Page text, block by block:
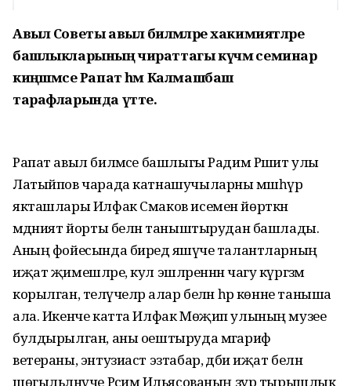
Авыл Советы авыл биләмәләре хакимиятләре
башлыкларының чираттагы күчмә семинар
киңәшмәсе Рапат һәм Калмашбаш
тарафларында үтте.
Рапат авыл биләмәсе башлыгы Радим Рәшит улы
Латыйпов чарада катнашучыларны мәшһүр
якташлары Илфак Смаков исемен йөрткән
мәдәният йорты белән таныштырудан башлады.
Аның фойесында биредә яшәүче талантларның
иҗат җимешләре, кул эшләреннән чагу күргәзмә
корылган, теләүчеләр алар белән һәр көнне таныша
ала. Икенче катта Илфак Мөҗип улының музее
булдырылган, аны оештыруда мәгариф
ветераны, энтузиаст эзтабар, әдәби иҗат белән
шөгыльләнүче Рәсимә Ильясованың зур тырышлык